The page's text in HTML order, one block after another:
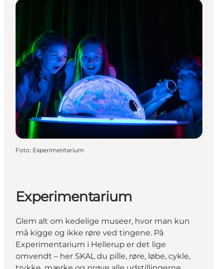
Foto: Experimentarium
Experimentarium
Glem alt om kedelige museer, hvor man kun
må kigge og ikke røre ved tingene. På
Experimentarium i Hellerup er det lige
omvendt – her SKAL du pille, røre, løbe, cykle,